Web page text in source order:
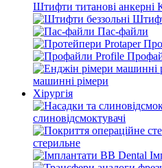
Штифти титанові анкерні
Пас-файли
машинні рімери
Хірургія
слиновідсмоктувачі
стерильне